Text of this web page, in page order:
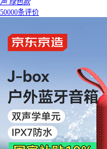
声 绿色款
50000条评价